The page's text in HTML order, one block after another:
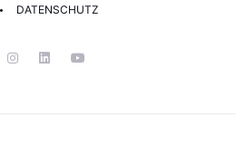
DATENSCHUTZ